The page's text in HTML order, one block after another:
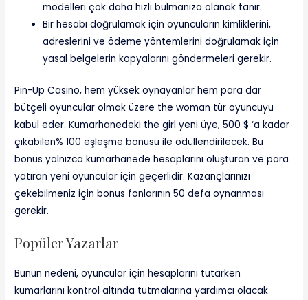
modelleri çok daha hızlı bulmanıza olanak tanır.
Bir hesabı doğrulamak için oyuncuların kimliklerini,
adreslerini ve ödeme yöntemlerini doğrulamak için
yasal belgelerin kopyalarını göndermeleri gerekir.
Pin-Up Casino, hem yüksek oynayanlar hem para dar
bütçeli oyuncular olmak üzere the woman tür oyuncuyu
kabul eder. Kumarhanedeki the girl yeni üye, 500 $ ‘a kadar
çıkabilen% 100 eşleşme bonusu ile ödüllendirilecek. Bu
bonus yalnızca kumarhanede hesaplarını oluşturan ve para
yatıran yeni oyuncular için geçerlidir. Kazançlarınızı
çekebilmeniz için bonus fonlarının 50 defa oynanması
gerekir.
Popüler Yazarlar
Bunun nedeni, oyuncular için hesaplarını tutarken
kumarlarını kontrol altında tutmalarına yardımcı olacak